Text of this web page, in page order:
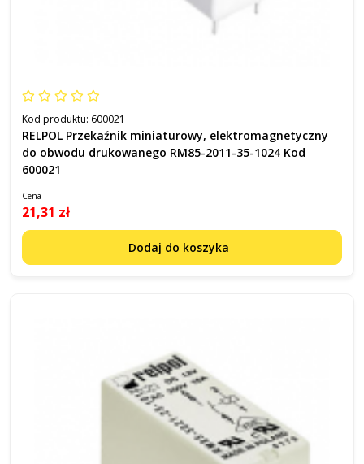
Kod produktu: 600021
RELPOL Przekaźnik miniaturowy, elektromagnetyczny
do obwodu drukowanego RM85-2011-35-1024 Kod
600021
Cena
21,31 zł
Dodaj do koszyka